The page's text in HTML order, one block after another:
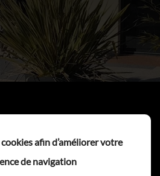
Résine Polyster
afin d’améliorer votre
de navigation